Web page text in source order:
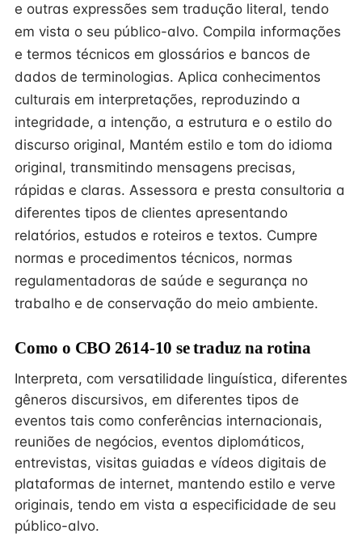
e outras expressões sem tradução literal, tendo
em vista o seu público-alvo. Compila informações
e termos técnicos em glossários e bancos de
dados de terminologias. Aplica conhecimentos
culturais em interpretações, reproduzindo a
integridade, a intenção, a estrutura e o estilo do
discurso original, Mantém estilo e tom do idioma
original, transmitindo mensagens precisas,
rápidas e claras. Assessora e presta consultoria a
diferentes tipos de clientes apresentando
relatórios, estudos e roteiros e textos. Cumpre
normas e procedimentos técnicos, normas
regulamentadoras de saúde e segurança no
trabalho e de conservação do meio ambiente.
Como o CBO 2614-10 se traduz na rotina
Interpreta, com versatilidade linguística, diferentes
gêneros discursivos, em diferentes tipos de
eventos tais como conferências internacionais,
reuniões de negócios, eventos diplomáticos,
entrevistas, visitas guiadas e vídeos digitais de
plataformas de internet, mantendo estilo e verve
originais, tendo em vista a especificidade de seu
público-alvo.